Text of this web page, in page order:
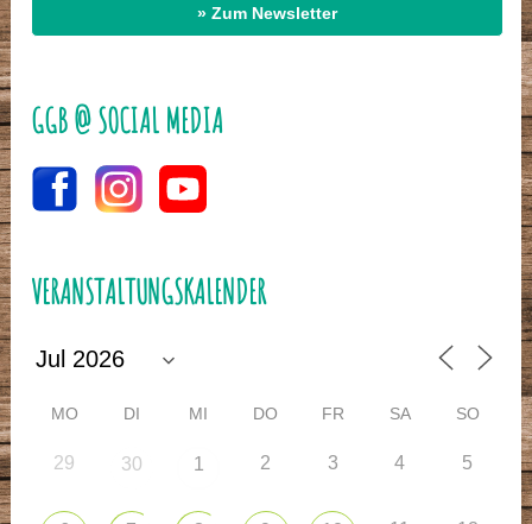
» Zum Newsletter
GGB @ SOCIAL MEDIA
VERANSTALTUNGSKALENDER
MO DI MI DO FR SA SO
29 30 1 2 3 4 5